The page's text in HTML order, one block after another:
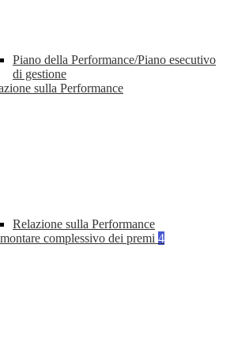
Piano della Performance/Piano esecutivo
di gestione
sulla Performance
Relazione sulla Performance
complessivo dei premi 4